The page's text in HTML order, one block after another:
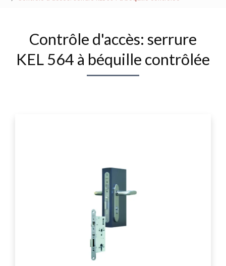
Contrôle d'accès: serrure
KEL 564 à béquille contrôlée